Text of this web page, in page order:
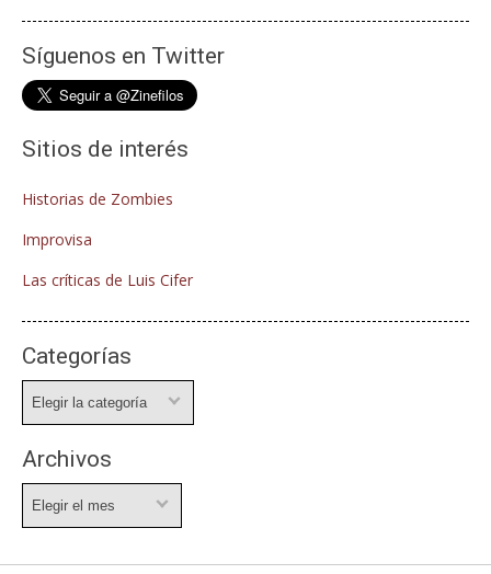
Síguenos en Twitter
Sitios de interés
Historias de Zombies
Improvisa
Las críticas de Luis Cifer
Categorías
Archivos